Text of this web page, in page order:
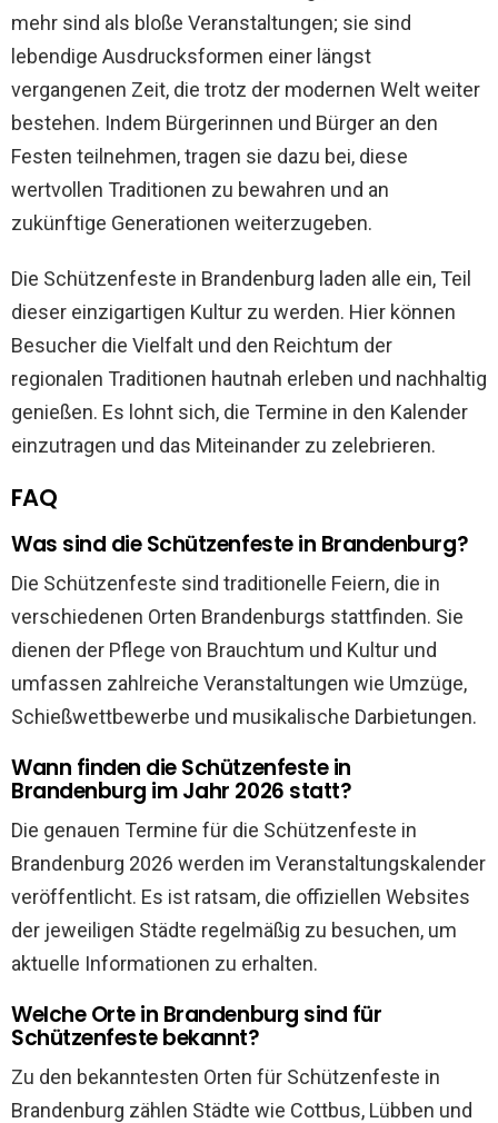
mehr sind als bloße Veranstaltungen; sie sind
lebendige Ausdrucksformen einer längst
vergangenen Zeit, die trotz der modernen Welt weiter
bestehen. Indem Bürgerinnen und Bürger an den
Festen teilnehmen, tragen sie dazu bei, diese
wertvollen Traditionen zu bewahren und an
zukünftige Generationen weiterzugeben.
Die Schützenfeste in Brandenburg laden alle ein, Teil
dieser einzigartigen Kultur zu werden. Hier können
Besucher die Vielfalt und den Reichtum der
regionalen Traditionen hautnah erleben und nachhaltig
genießen. Es lohnt sich, die Termine in den Kalender
einzutragen und das Miteinander zu zelebrieren.
FAQ
Was sind die Schützenfeste in Brandenburg?
Die Schützenfeste sind traditionelle Feiern, die in
verschiedenen Orten Brandenburgs stattfinden. Sie
dienen der Pflege von Brauchtum und Kultur und
umfassen zahlreiche Veranstaltungen wie Umzüge,
Schießwettbewerbe und musikalische Darbietungen.
Wann finden die Schützenfeste in
Brandenburg im Jahr 2026 statt?
Die genauen Termine für die Schützenfeste in
Brandenburg 2026 werden im Veranstaltungskalender
veröffentlicht. Es ist ratsam, die offiziellen Websites
der jeweiligen Städte regelmäßig zu besuchen, um
aktuelle Informationen zu erhalten.
Welche Orte in Brandenburg sind für
Schützenfeste bekannt?
Zu den bekanntesten Orten für Schützenfeste in
Brandenburg zählen Städte wie Cottbus, Lübben und